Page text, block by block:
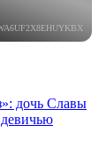
дочь Славы